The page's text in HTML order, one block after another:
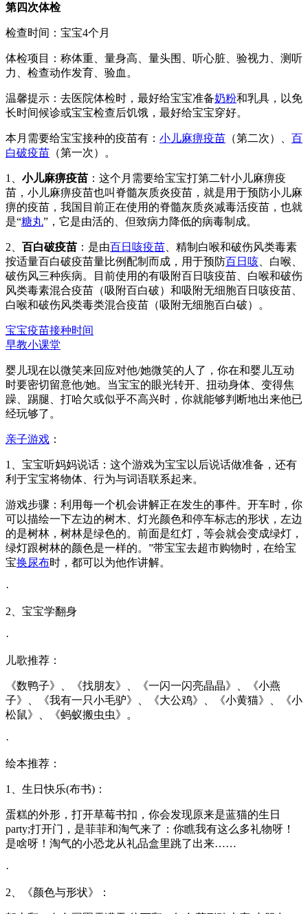
第四次体检
检查时间：宝宝4个月
体检项目：称体重、量身高、量头围、听心脏、验视力、测听
力、检查动作发育、验血。
温馨提示：去医院体检时，最好给宝宝准备奶粉和乳具，以免
长时间候诊或宝宝检查后饥饿，最好给宝宝穿好。
本月需要给宝宝接种的疫苗有： 小儿麻痹疫苗 （第二次）、 百
白破疫苗 （第一次）。
1、 小儿麻痹疫苗 ：这个月需要给宝宝打第二针小儿麻痹疫
苗，小儿麻痹疫苗也叫脊髓灰质炎疫苗，就是用于预防小儿麻
痹的疫苗，我国目前正在使用的脊髓灰质炎减毒活疫苗，也就
是“糖丸”，它是由活的、但致病力降低的病毒制成。
2、 百白破疫苗 ：是由百日咳疫苗 、精制白喉和破伤风类毒素
按适量百白破疫苗量比例配制而成，用于预防百日咳 、白喉、
破伤风三种疾病。目前使用的有吸附百日咳疫苗、白喉和破伤
风类毒素混合疫苗（吸附百白破）和吸附无细胞百日咳疫苗、
白喉和破伤风类毒类混合疫苗（吸附无细胞百白破）。
宝宝疫苗接种时间
早教小课堂
婴儿现在以微笑来回应对他/她微笑的人了，你在和婴儿互动
时要密切留意他/她。当宝宝的眼光转开、扭动身体、变得焦
躁、踢腿、打哈欠或似乎不高兴时，你就能够判断地出来他已
经玩够了。
亲子游戏 ：
1、宝宝听妈妈说话：这个游戏为宝宝以后说话做准备，还有
利于宝宝将物体、行为与词语联系起来。
游戏步骤：利用每一个机会讲解正在发生的事件。开车时，你
可以描绘一下左边的树木、灯光颜色和停车标志的形状，左边
的是树林，树林是绿色的。前面是红灯，等会就会变成绿灯，
绿灯跟树林的颜色是一样的。”带宝宝去超市购物时，在给宝
宝换尿布时，都可以为他作讲解。
·
2、宝宝学翻身
·
儿歌推荐：
《数鸭子》、《找朋友》、《一闪一闪亮晶晶》、《小燕
子》、《我有一只小毛驴》、《大公鸡》、《小黄猫》、《小
松鼠》、《蚂蚁搬虫虫》。
·
绘本推荐：
1、生日快乐(布书)：
蛋糕的外形，打开草莓书扣，你会发现原来是蓝猫的生日
party;打开门，是菲菲和淘气来了：你瞧我有这么多礼物呀！
是啥呀！淘气的小恐龙从礼品盒里跳了出来……
·
2、《颜色与形状》：